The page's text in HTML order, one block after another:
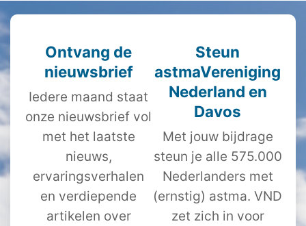
Ontvang de
nieuwsbrief
Iedere maand staat
onze nieuwsbrief vol
met het laatste
nieuws,
ervaringsverhalen
en verdiepende
artikelen over
Steun
astmaVereniging
Nederland en
Davos
Met jouw bijdrage
steun je alle 575.000
Nederlanders met
(ernstig) astma. VND
zet zich in voor